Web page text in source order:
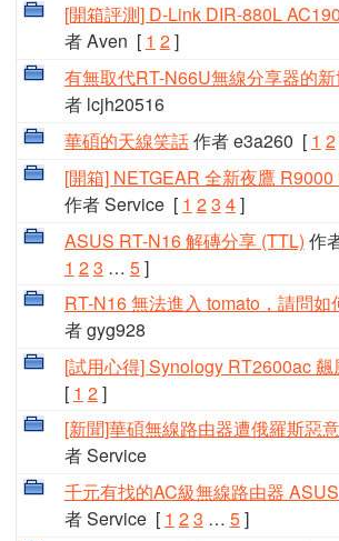
[開箱評測] D-Link DIR-880L
者 Aven [ 1 2]
有無取代RT-N66U無線分享器的
者 lcjh20516
華碩的天線笑話作者 e3a260 [ 1 2
[開箱] NETGEAR 全新夜鷹
作者 Service[ 1 23 4]
ASUS RT-N16 解磚分享 (TTL) 作
1 23 … 5]
RT-N16 無法進入 tomato，請問如
者 gyg928
[試用心得] Synology RT2600ac 飆
[ 1 2]
[新聞]華碩無線路由器遭俄羅斯惡
者 Service
千元有找的AC級無線路由器
者 Service[ 1 23 … 5]